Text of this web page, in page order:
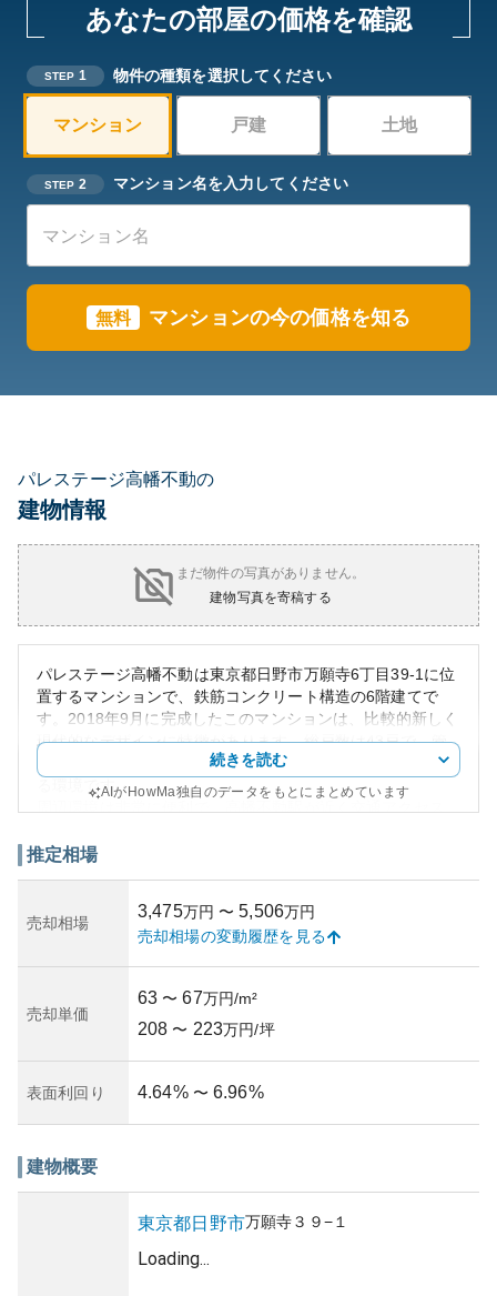
あなたの部屋の価格を確認
STEP 1 物件の種類を選択してください
マンション 戸建 土地
STEP 2 マンション名を入力してください
無料 マンションの今の価格を知る
パレステージ高幡不動の
建物情報
まだ物件の写真がありません。
建物写真を寄稿する
パレステージ高幡不動は東京都日野市万願寺6丁目39-1に位
置するマンションで、鉄筋コンクリート構造の6階建てで
す。2018年9月に完成したこのマンションは、比較的新しく
現代的なデザインに特徴があります。総戸数は43戸で、管
理は日勤体制を採用しており、安心して暮らすことができ
る環境です。
トア、飲食店などが点在しており、日常生活に必要な施設
このマンションの外観は東南東を主方位としており、採光
が良く明るい生活空間を提供します。新しい構造と高級感
のあるデザインが資産性を高めており、長期的な投資とし
め、設備やメンテナンスのコストは将来的には増加する可
能性があります。ただし、適切に管理されれば、所有リス
続きを読む
AIがHowMa独自のデータをもとにまとめています
推定相場
売却相場
3,475万円 〜 5,506万円
売却相場の変動履歴を見る
売却単価
63 〜 67万円/m²
208 〜 223万円/坪
表面利回り 4.64% 〜 6.96%
建物概要
東京都日野市万願寺３９−１
Loading...